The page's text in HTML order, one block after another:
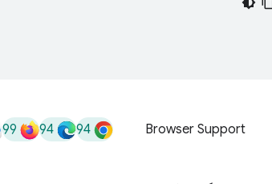
Browser Support
94
94
99